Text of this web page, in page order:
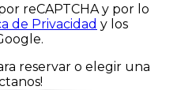
reCAPTCHA y por lo
de Privacidad y los
reservar o elegir una